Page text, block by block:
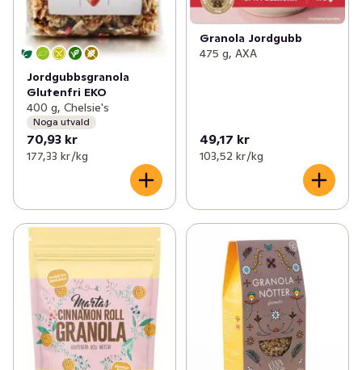
Jordgubbsgranola
Glutenfri EKO
400 g, Chelsie's
Noga utvald
70,93 kr
177,33 kr /kg
Granola Jordgubb
475 g, AXA
49,17 kr
103,52 kr /kg